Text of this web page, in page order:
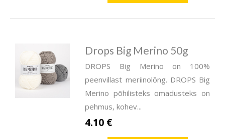
Drops Big Merino 50g
DROPS Big Merino on 100%
peenvillast meriinolõng. DROPS Big
Merino põhilisteks omadusteks on
pehmus, kohev...
4.10 €